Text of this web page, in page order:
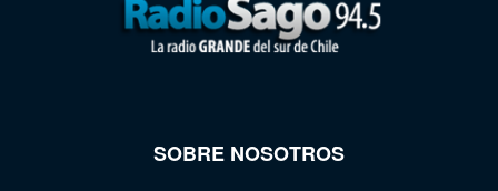
SOBRE NOSOTROS